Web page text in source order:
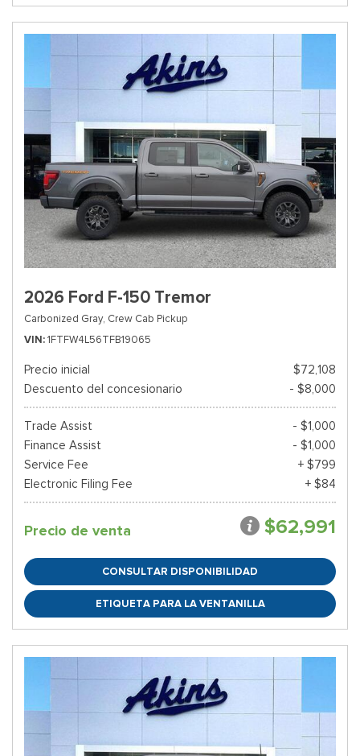
2026 Ford F-150 Tremor
Carbonized Gray, Crew Cab Pickup
VIN 1FTFW4L56TFB19065
Precio inicial
$72,108
Descuento del concesionario
- $8,000
Trade Assist
- $1,000
Finance Assist
- $1,000
Service Fee
+ $799
Electronic Filing Fee
+ $84
Precio de venta $62,991
CONSULTAR DISPONIBILIDAD
ETIQUETA PARA LA VENTANILLA